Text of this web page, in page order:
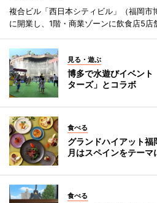
複合ビル「西日本シティビル」（福岡市
に開業し、1階・商業ゾーンに飲食店5店
見る・遊ぶ
博多で水遊びイベン
ターズ」とコラボ
食べる
グランドハイアット
月はスペインをテーマ
食べる